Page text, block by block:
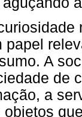
papel
A
de
a